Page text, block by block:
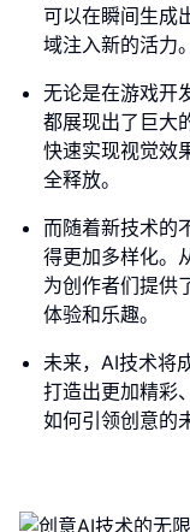
可以在瞬间生成
域注入新的活力。
无论是在游戏开
都展现出了巨大
快速实现视觉效
全释放。
而随着新技术的
得更加多样化。
为创作者们提供
体验和乐趣。
未来，AI技术将
打造出更加精彩
如何引领创意的